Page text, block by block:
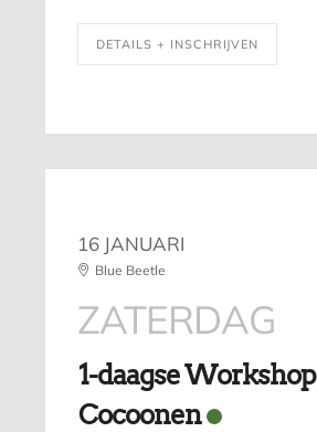
DETAILS + INSCHRIJVEN
16 JANUARI
Blue Beetle
ZATERDAG
1-daagse Workshop
Cocoonen